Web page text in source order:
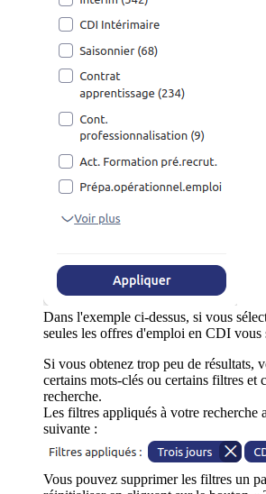
Dans l'exemple ci-dessus, si vous
seules les offres d'emploi en CDI vous
Si vous obtenez trop peu de résultats,
certains mots-clés ou certains filtres et
recherche.
Les filtres appliqués à votre recherche
suivante :
Vous pouvez supprimer les filtres un